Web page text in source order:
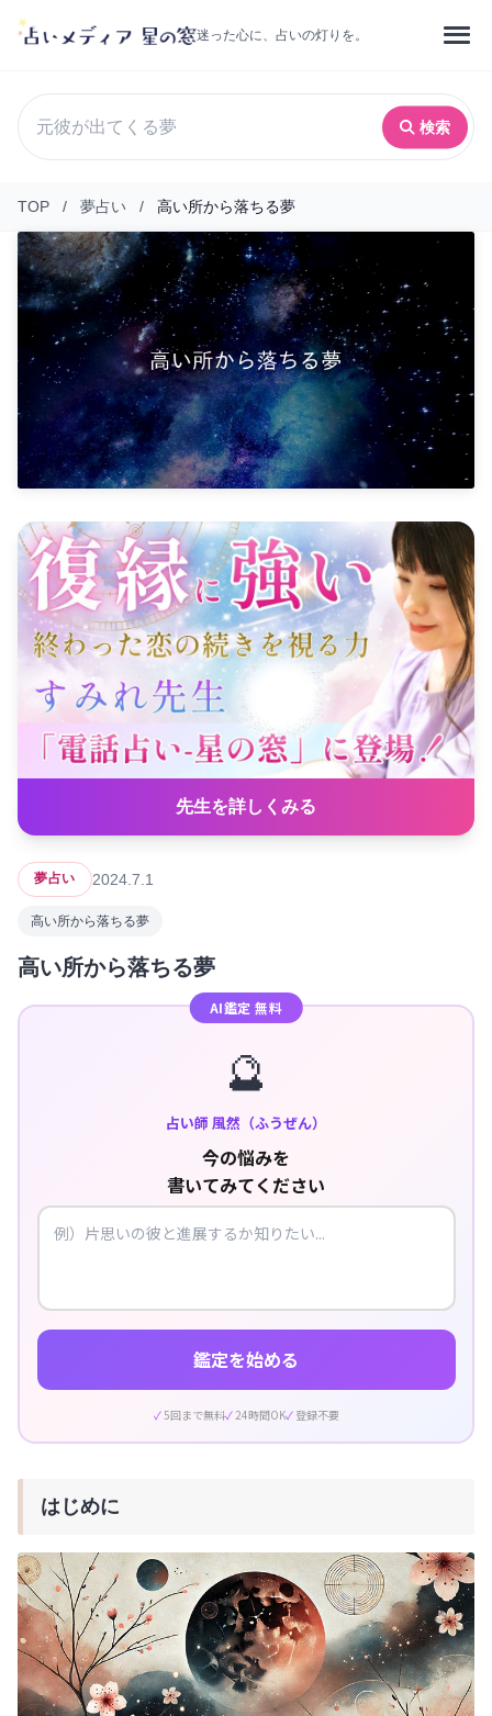
迷った心に、占いの灯りを。
検索
TOP / 夢占い / 高い所から落ちる夢
先生を詳しくみる
夢占い 2024.7.1
高い所から落ちる夢
高い所から落ちる夢
AI鑑定 無料
🔮
占い師 風然（ふうぜん）
今の悩みを
書いてみてください
鑑定を始める
5回まで無料 24時間OK 登録不要
はじめに